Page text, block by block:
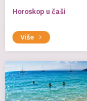
Horoskop u čaši
Više